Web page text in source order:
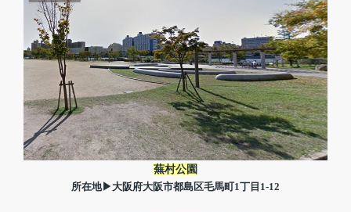
蕪村公園
所在地▶大阪府大阪市都島区毛馬町1丁目1-12